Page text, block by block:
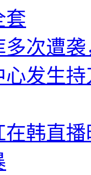
套
多次遭
心发生
在韩直